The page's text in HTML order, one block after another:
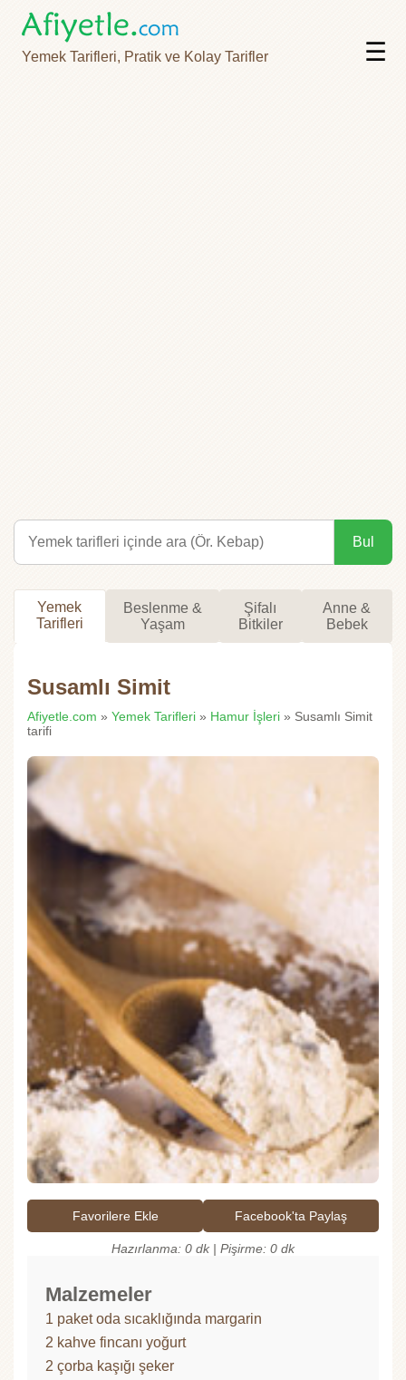
Yemek Tarifleri, Pratik ve Kolay Tarifler ☰
Bul
Yemek
Tarifleri
Beslenme &
Yaşam
Şifalı
Bitkiler
Anne &
Bebek
Susamlı Simit
Afiyetle.com » Yemek Tarifleri » Hamur İşleri » Susamlı Simit
tarifi
Favorilere Ekle Facebook'ta Paylaş
Hazırlanma: 0 dk | Pişirme: 0 dk
Malzemeler
1 paket oda sıcaklığında margarin
2 kahve fincanı yoğurt
2 çorba kaşığı şeker